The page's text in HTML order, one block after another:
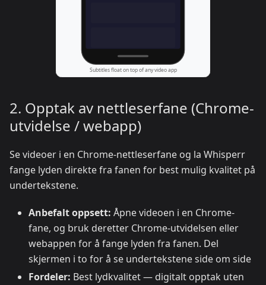
2. Opptak av nettleserfane (Chrome-
utvidelse / webapp)
Se videoer i en Chrome-nettleserfane og la Whisperr
fange lyden direkte fra fanen for best mulig kvalitet på
undertekstene.
Anbefalt oppsett: Åpne videoen i en Chrome-
fane, og bruk deretter Chrome-utvidelsen eller
webappen for å fange lyden fra fanen. Del
skjermen i to for å se undertekstene side om side
Fordeler: Best lydkvalitet — digitalt opptak uten